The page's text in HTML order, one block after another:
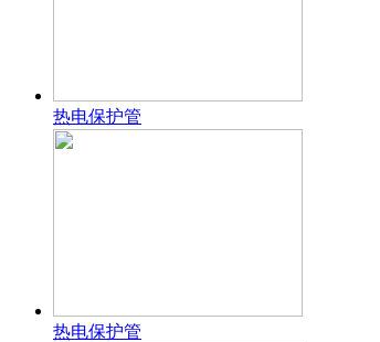
热电保护管
热电保护管